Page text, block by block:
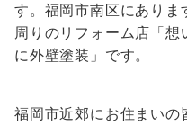
す。福岡市南区にありま
周りのリフォーム店「
に外壁塗装」です。
福岡市近郊にお住まいの